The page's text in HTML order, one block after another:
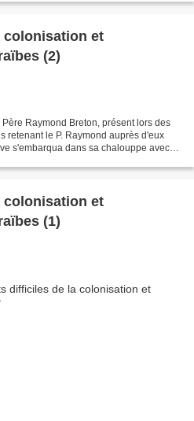
colonisation et
(2)
Raymond Breton, présent lors des
retenant le P. Raymond auprès d'eux
s'embarqua dans sa chalouppe avec
colonisation et
(1)